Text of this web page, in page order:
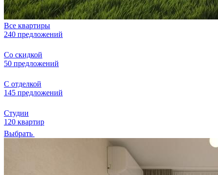
Все квартиры
240 предложений
Со скидкой
50 предложений
С отделкой
145 предложений
Студии
120 квартир
Выбрать